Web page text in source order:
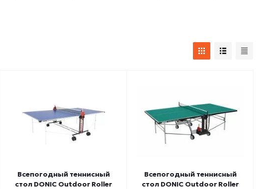
Всепогодный теннисный
стол DONIC Outdoor Roller
Всепогодный теннисный
стол DONIC Outdoor Roller